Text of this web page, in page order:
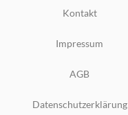
Kontakt
Impressum
AGB
Datenschutzerklärung